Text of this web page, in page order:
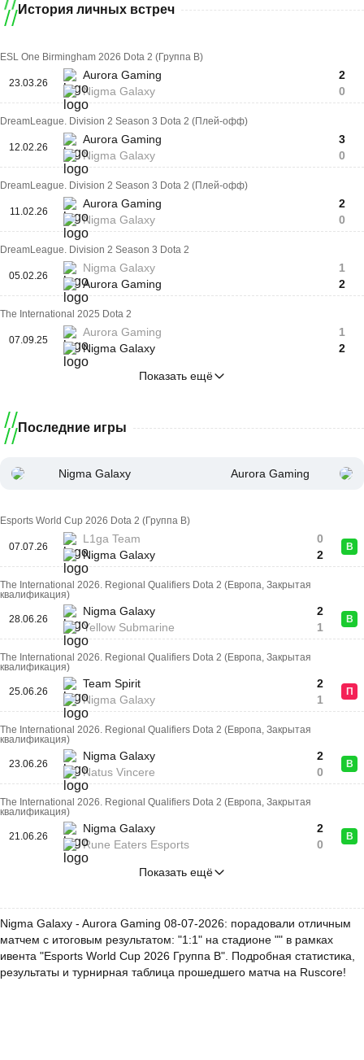
История личных встреч
ESL One Birmingham 2026 Dota 2 (Группа B)
23.03.26
Aurora Gaming
Nigma Galaxy
2
0
DreamLeaguе. Division 2 Season 3 Dota 2 (Плей-офф)
12.02.26
Aurora Gaming
Nigma Galaxy
3
0
DreamLeaguе. Division 2 Season 3 Dota 2 (Плей-офф)
11.02.26
Aurora Gaming
Nigma Galaxy
2
0
DreamLeaguе. Division 2 Season 3 Dota 2
05.02.26
Nigma Galaxy
Aurora Gaming
1
2
The International 2025 Dota 2
07.09.25
Aurora Gaming
Nigma Galaxy
1
2
Показать ещё
Последние игры
Nigma Galaxy Aurora Gaming
Esports World Cup 2026 Dota 2 (Группа B)
07.07.26
L1ga Team
Nigma Galaxy
0
2
В
The International 2026. Regional Qualifiers Dota 2 (Европа, Закрытая
квалификация)
28.06.26
Nigma Galaxy
Yellow Submarine
2
1
В
The International 2026. Regional Qualifiers Dota 2 (Европа, Закрытая
квалификация)
25.06.26
Team Spirit
Nigma Galaxy
2
1
П
The International 2026. Regional Qualifiers Dota 2 (Европа, Закрытая
квалификация)
23.06.26
Nigma Galaxy
Natus Vincere
2
0
В
The International 2026. Regional Qualifiers Dota 2 (Европа, Закрытая
квалификация)
21.06.26
Nigma Galaxy
Rune Eaters Esports
2
0
В
Показать ещё
Nigma Galaxy - Aurora Gaming 08-07-2026: порадовали отличным
матчем с итоговым результатом: "1:1" на стадионе "" в рамках
ивента "Esports World Cup 2026 Группа B". Подробная статистика,
результаты и турнирная таблица прошедшего матча на Ruscore!